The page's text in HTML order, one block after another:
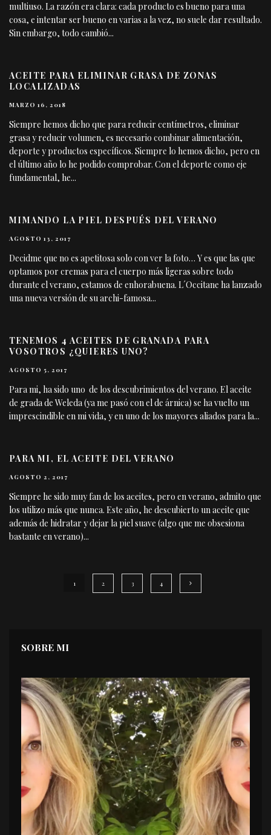
multiuso. La razón era clara: cada producto es bueno para una
cosa, e intentar ser bueno en varias a la vez, no suele dar resultado.
Sin embargo, todo cambió...
ACEITE PARA ELIMINAR GRASA DE ZONAS
LOCALIZADAS
MARZO 16, 2018
Siempre hemos dicho que para reducir centímetros, eliminar
grasa y reducir volumen, es necesario combinar alimentación,
deporte y productos específicos. Siempre lo hemos dicho, pero en
el último año lo he podido comprobar. Con el deporte como eje
fundamental, he...
MIMANDO LA PIEL DESPUÉS DEL VERANO
AGOSTO 13, 2017
Decidme que no es apetitosa solo con ver la foto… Y es que las que
optamos por cremas para el cuerpo más ligeras sobre todo
durante el verano, estamos de enhorabuena. L´Occitane ha lanzado
una nueva versión de su archi-famosa...
TENEMOS 4 ACEITES DE GRANADA PARA
VOSOTROS ¿QUIERES UNO?
AGOSTO 5, 2017
Para mi, ha sido uno de los descubrimientos del verano. El aceite
de grada de Weleda (ya me pasó con el de árnica) se ha vuelto un
imprescindible en mi vida, y en uno de los mayores aliados para la...
PARA MI, EL ACEITE DEL VERANO
AGOSTO 2, 2017
Siempre he sido muy fan de los aceites, pero en verano, admito que
los utilizo más que nunca. Este año, he descubierto un aceite que
además de hidratar y dejar la piel suave (algo que me obsesiona
bastante en verano)...
1 2 3 4
SOBRE MI